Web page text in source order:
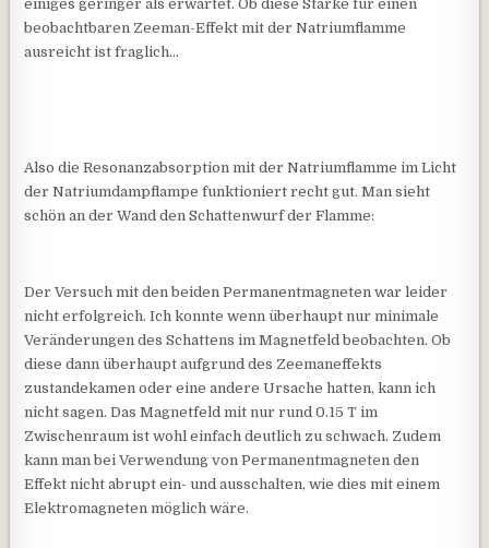
einiges geringer als erwartet. Ob diese Stärke für einen
beobachtbaren Zeeman-Effekt mit der Natriumflamme
ausreicht ist fraglich…
Also die Resonanzabsorption mit der Natriumflamme im Licht
der Natriumdampflampe funktioniert recht gut. Man sieht
schön an der Wand den Schattenwurf der Flamme:
Der Versuch mit den beiden Permanentmagneten war leider
nicht erfolgreich. Ich konnte wenn überhaupt nur minimale
Veränderungen des Schattens im Magnetfeld beobachten. Ob
diese dann überhaupt aufgrund des Zeemaneffekts
zustandekamen oder eine andere Ursache hatten, kann ich
nicht sagen. Das Magnetfeld mit nur rund 0.15 T im
Zwischenraum ist wohl einfach deutlich zu schwach. Zudem
kann man bei Verwendung von Permanentmagneten den
Effekt nicht abrupt ein- und ausschalten, wie dies mit einem
Elektromagneten möglich wäre.